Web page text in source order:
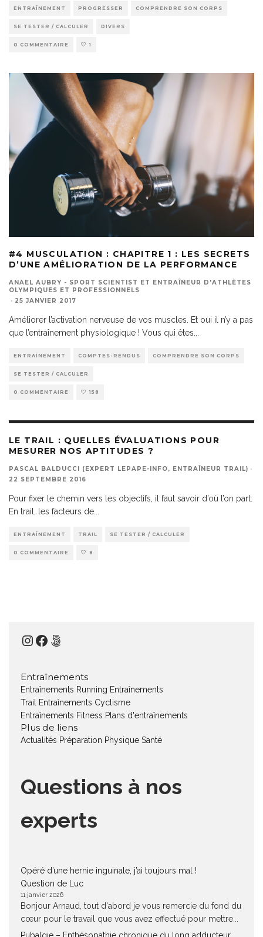
ENTRAÎNEMENT PROGRESSER COMPRENDRE SON CORPS
SE TESTER / CALCULER DIVERS
0 COMMENTAIRE 1
#4 MUSCULATION : CHAPITRE 1 : LES SECRETS
D’UNE AMÉLIORATION DE LA PERFORMANCE
ANAEL AUBRY - SPORT SCIENTIST ET ENTRAÎNEUR D'ATHLÈTES
OLYMPIQUES ET PROFESSIONNELS
· 25 JANVIER 2017
Améliorer l’activation nerveuse de vos muscles. Et oui il n’y a pas
que l’entraînement physiologique ! Vous qui êtes...
ENTRAÎNEMENT COMPTES-RENDUS COMPRENDRE SON CORPS
SE TESTER / CALCULER
0 COMMENTAIRE 158
LE TRAIL : QUELLES ÉVALUATIONS POUR
MESURER NOS APTITUDES ?
PASCAL BALDUCCI (EXPERT LEPAPE-INFO, ENTRAÎNEUR TRAIL) ·
22 SEPTEMBRE 2016
Pour fixer le chemin vers les objectifs, il faut savoir d’où l’on part.
En trail, les facteurs de...
ENTRAÎNEMENT TRAIL SE TESTER / CALCULER
0 COMMENTAIRE 8
Instagram
Facebook
500px
Entraînements
Entraînements Running Entraînements
Trail Entraînements Cyclisme
Entraînements Fitness Plans d'entraînements
Plus de liens
Actualités Préparation Physique Santé
Questions à nos
experts
Opéré d’une hernie inguinale, j’ai toujours mal !
Question de Luc
11 janvier 2026
Bonjour Arnaud, tout d'abord je vous remercie du fond du
cœur pour le travail que vous avez effectué pour mettre...